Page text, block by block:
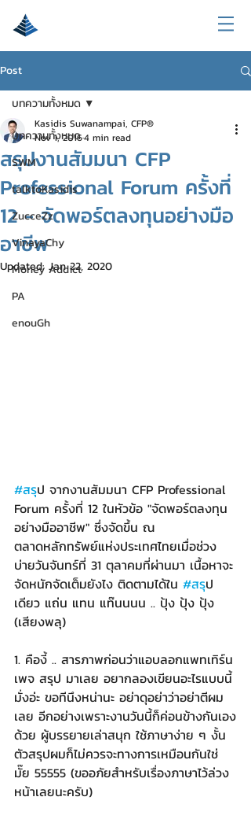
Post
บทความทั้งหมด
SWM
talktoKasidis
ZucceZz
VinayaChy
Money Addict
PA
enouGh
บทความทั้งหมด
สรุปงานสัมมนา CFP
Professional Forum ครั้งที่
12 - จัดพอร์ตลงทุนอย่างมือ
อาชีพ
Kasidis Suwanampai, CFP®
Nov 1, 20164 min read
Updated: Jan 22, 2020
#สรุป จากงานสัมมนา CFP Professional
Forum ครั้งที่ 12 ในหัวข้อ "จัดพอร์ตลงทุน
อย่างมืออาชีพ" ซึ่งจัดขึ้น ณ
ตลาดหลักทรัพย์แห่งประเทศไทยเมื่อช่วง
บ่ายวันจันทร์ที่ 31 ตุลาคมที่ผ่านมา เนื้อหาจะ
จัดหนักจัดเต็มยังไง ติดตามได้ใน #สรุป
เดียว แถ่น แทน แท๊นนนน .. ปุ้ง ปุ้ง ปุ้ง
(เสียงพลุ)
1. คืองี้ .. สารภาพก่อนว่าแอบลอกแพทเทิร์น
เพจ สรุป มาเลย อยากลองเขียนอะไรแบบนี้
มั่งอ่ะ ขอทีนึงหน่านะ อย่าดุอย่าว่าอย่าตีผม
เลย อีกอย่างเพราะงานวันนี้ก็ค่อนข้างกันเอง
ด้วย ผู้บรรยายเล่าสนุก ใช้ภาษาง่าย ๆ งั้น
ตัวสรุปผมก็ไม่ควรจะทางการเหมือนกันใช่
มั๊ย 55555 (ขออภัยสำหรับเรื่องภาษาไว้ล่วง
หน้าเลยนะครับ)